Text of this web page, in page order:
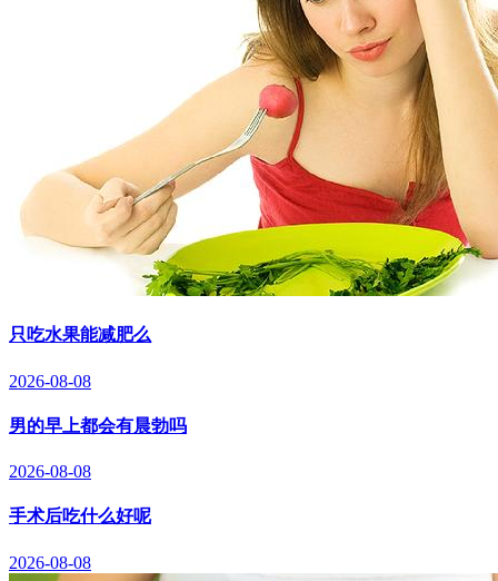
只吃水果能减肥么
2026-08-08
男的早上都会有晨勃吗
2026-08-08
手术后吃什么好呢
2026-08-08